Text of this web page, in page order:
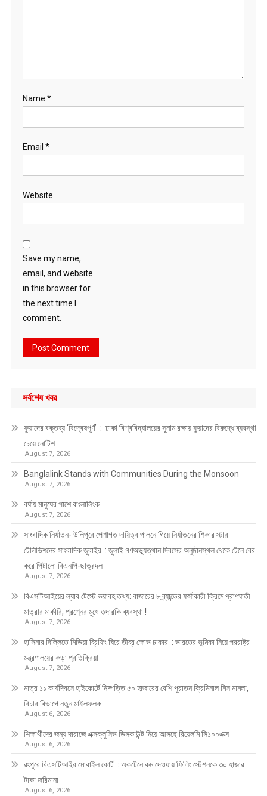
Name *
Email *
Website
Save my name,
email, and website
in this browser for
the next time I
comment.
সর্বশেষ খবর
ফুয়াদের বক্তব্য ‘বিদ্বেষপূর্ণ’ : ঢাকা বিশ্ববিদ্যালয়ের সুনাম রক্ষায় ফুয়াদের বিরুদ্ধে ব্যবস্থা
চেয়ে নোটিশ
August 7, 2026
Banglalink Stands with Communities During the Monsoon
August 7, 2026
বর্ষায় মানুষের পাশে বাংলালিংক
August 7, 2026
সাংবাদিক নির্যাতন- উলিপুরে পেশাগত দায়িত্ব পালনে গিয়ে নির্যাতনের শিকার স্টার
টেলিভিশনের সাংবাদিক জুবাইর : জুলাই গণঅভ্যুত্থান দিবসের অনুষ্ঠানস্থল থেকে টেনে বের
করে পিটালো বিএনপি-ছাত্রদল
August 7, 2026
বিএসটিআইয়ের ল্যাব টেস্টে ভয়াবহ তথ্য: বাজারের ৮ ব্র্যান্ডের ফর্সাকারী ক্রিমে প্রাণঘাতী
মাত্রার মার্কারি, প্রশ্নের মুখে তদারকি ব্যবস্থা !
August 7, 2026
হাসিনার দিল্লিতে মিডিয়া ব্রিফিং ঘিরে তীব্র ক্ষোভ ঢাকার : ভারতের ভূমিকা নিয়ে পররাষ্ট্র
মন্ত্রণালয়ের কড়া প্রতিক্রিয়া
August 7, 2026
মাত্র ১১ কার্যদিবসে হাইকোর্টে নিষ্পত্তি ৫০ হাজারের বেশি পুরাতন ক্রিমিনাল মিস মামলা,
বিচার বিভাগে নতুন মাইলফলক
August 6, 2026
শিক্ষার্থীদের জন্য দারাজে এক্সক্লুসিভ ডিসকাউন্ট নিয়ে আসছে রিয়েলমি সি১০০এক্স
August 6, 2026
রংপুরে বিএসটিআইর মোবাইল কোর্ট : অকটেনে কম দেওয়ায় ফিলিং স্টেশনকে ৩০ হাজার
টাকা জরিমানা
August 6, 2026